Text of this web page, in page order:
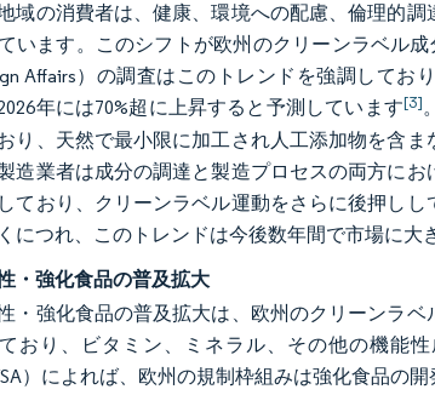
域の消費者は、健康、環境への配慮、倫理的
います。このシフトが欧州のクリーンラベル
Affairs）の調査はこのトレンドを強調してお
年には70%超に上昇すると予測しています[3]
り、天然で最小限に加工され人工添加物を含
造業者は成分の調達と製造プロセスの両方に
ており、クリーンラベル運動をさらに後押し
につれ、このトレンドは今後数年間で市場に大
・強化食品の普及拡大
・強化食品の普及拡大は、欧州のクリーンラ
おり、ビタミン、ミネラル、その他の機能
）によれば、欧州の規制枠組みは強化食品の